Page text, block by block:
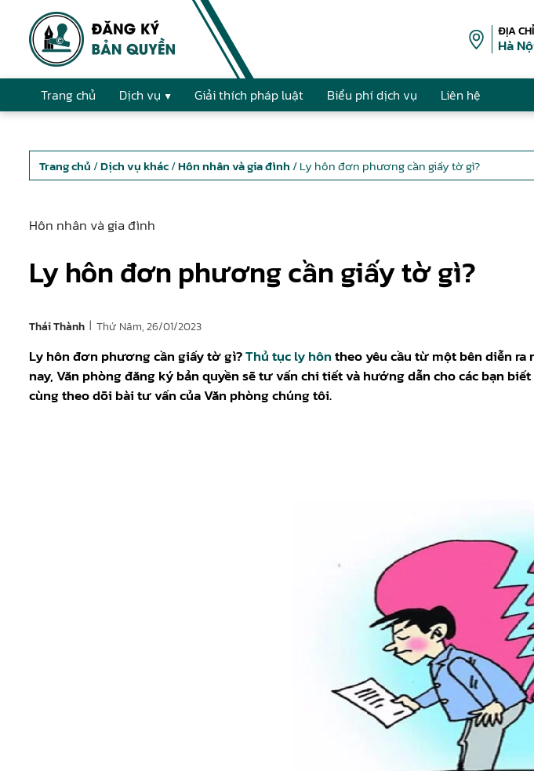
ĐỊA CHỈ
Hà
Trang chủ Dịch vụ Giải thích pháp luật Biểu phí dịch vụ Liên hệ
Trang chủ /Dịch vụ khác/Hôn nhân và gia đình / Ly hôn đơn phương cần giấy tờ gì?
Hôn nhân và gia đình
Ly hôn đơn phương cần giấy tờ gì?
Thái Thành | Thứ Năm, 26/01/2023
Ly hôn đơn phương cần giấy tờ gì?Thủ tục ly hôntheo yêu cầu từ một bên diễn ra
nay, Văn phòng đăng ký bản quyền sẽ tư vấn chi tiết và hướng dẫn cho các bạn
cùng theo dõi bài tư vấn của Văn phòng chúng tôi.